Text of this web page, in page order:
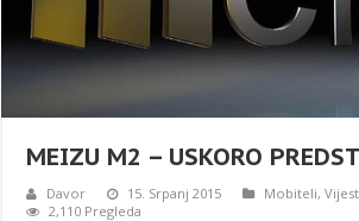
MEIZU M2 – USKORO
Davor 15. Srpanj 2015 Mobiteli,
2,110 Pregleda